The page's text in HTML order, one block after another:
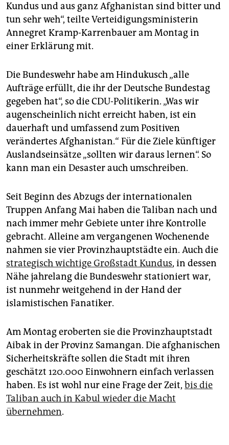
epaper login
Kundus und aus ganz Afghanistan sind bitter und
tun sehr weh“, teilte Verteidigungsministerin
Annegret Kramp-Karrenbauer am Montag in
einer Erklärung mit.
Die Bundeswehr habe am Hindukusch „alle
Aufträge erfüllt, die ihr der Deutsche Bundestag
gegeben hat“, so die CDU-Politikerin. „Was wir
augenscheinlich nicht erreicht haben, ist ein
dauerhaft und umfassend zum Positiven
verändertes Afghanistan.“ Für die Ziele künftiger
Auslands­einsätze „sollten wir daraus lernen“. So
kann man ein Desaster auch umschreiben.
Seit Beginn des Abzugs der internationalen
Truppen Anfang Mai haben die Taliban nach und
nach immer mehr Gebiete unter ihre Kontrolle
gebracht. Alleine am vergangenen Wochenende
nahmen sie vier Provinzhauptstädte ein. Auch die
strategisch wichtige Großstadt Kundus, in dessen
Nähe jahrelang die Bundeswehr stationiert war,
ist nunmehr weitgehend in der Hand der
islamistischen Fanatiker.
Am Montag eroberten sie die Provinzhauptstadt
Aibak in der Provinz Samangan. Die afghanischen
Sicherheitskräfte sollen die Stadt mit ihren
geschätzt 120.000 Einwohnern einfach verlassen
haben. Es ist wohl nur eine Frage der Zeit, bis die
Taliban auch in Kabul wieder die Macht
übernehmen.